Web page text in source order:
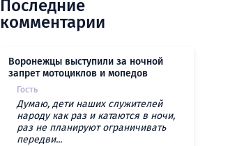
Последние
комментарии
Воронежцы выступили за ночной
запрет мотоциклов и мопедов
Гость
Думаю, дети наших служителей
народу как раз и катаются в ночи,
раз не планируют ограничивать
передви...